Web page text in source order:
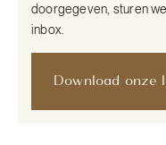
doorgegeven, sturen
inbox.
Download onze